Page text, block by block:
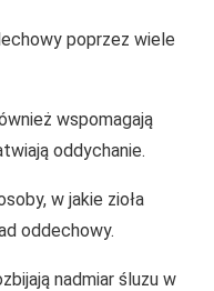
poprzez wiele
wspomagają
oddychanie.
w jakie zioła
oddechowy.
nadmiar śluzu w